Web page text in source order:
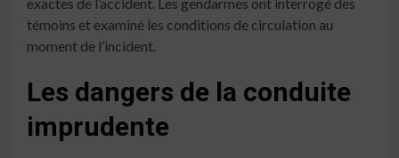
témoins et examiné les conditions de circulation au
moment de l’incident.
Les dangers de la conduite
imprudente